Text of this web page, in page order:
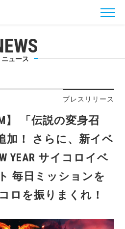
ニュース
プレスリリース
】 「伝説の変身召
加！ さらに、新イベ
YEAR サイコロイベ
毎日ミッションを
ロを振りまくれ！